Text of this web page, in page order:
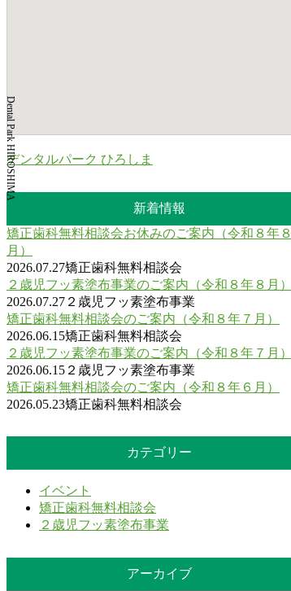
Dental Park HIROSHIMA
デンタルパーク ひろしま
新着情報
矯正歯科無料相談会お休みのご案内（令和８年８
月）
2026.07.27矯正歯科無料相談会
２歳児フッ素塗布事業のご案内（令和８年８月）
2026.07.27 ２歳児フッ素塗布事業
矯正歯科無料相談会のご案内（令和８年７月）
2026.06.15矯正歯科無料相談会
２歳児フッ素塗布事業のご案内（令和８年７月）
2026.06.15 ２歳児フッ素塗布事業
矯正歯科無料相談会のご案内（令和８年６月）
2026.05.23矯正歯科無料相談会
カテゴリー
イベント
矯正歯科無料相談会
２歳児フッ素塗布事業
アーカイブ